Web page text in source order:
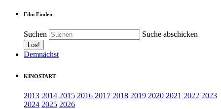
Film Finden
Suchen Suche abschicken
Demnächst
KINOSTART
2013 2014 2015 2016 2017 2018 2019 2020 2021 2022 2023
2024 2025 2026